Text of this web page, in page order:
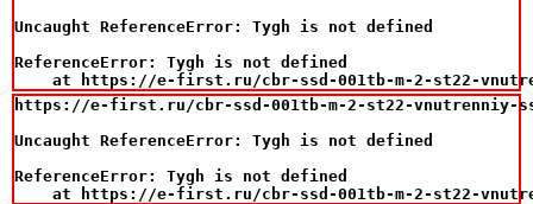
Uncaught ReferenceError: Tygh is not defined
ReferenceError: Tygh is not defined
at https://e-first.ru/cbr-ssd-001tb-m-2-st22-
https://e-first.ru/cbr-ssd-001tb-m-2-st22-vnutrenniy-
Uncaught ReferenceError: Tygh is not defined
ReferenceError: Tygh is not defined
at https://e-first.ru/cbr-ssd-001tb-m-2-st22-